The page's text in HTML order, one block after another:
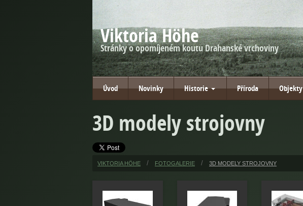
Viktoria Höhe
Stránky o opomíjeném koutu Drahanské vrchoviny
Úvod Novinky Historie Příroda Objekty
3D modely strojovny
VIKTORIA HÖHE FOTOGALERIE 3D MODELY STROJOVNY